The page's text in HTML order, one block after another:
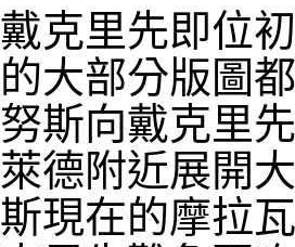
戴克里先即位
的大部分版圖
努斯向戴克里
萊德附近展開
斯現在的摩拉